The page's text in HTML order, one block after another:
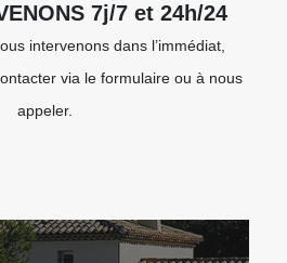
7j/7 et 24h/24
intervenons dans l’immédiat,
via le formulaire ou à nous
appeler.